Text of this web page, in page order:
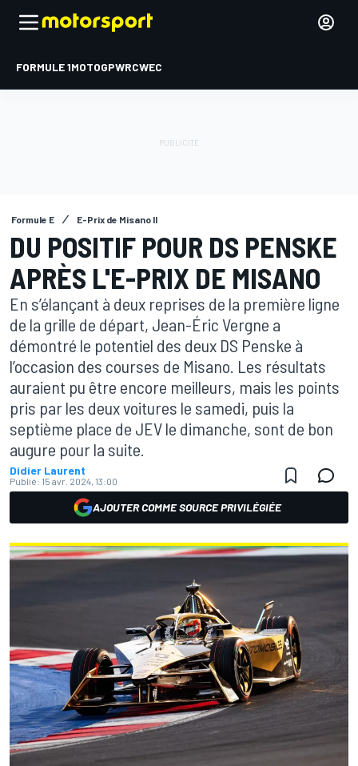
FORMULE 1MOTOGPWRCWEC
Formule E E-Prix de Misano II
DU POSITIF POUR DS PENSKE
APRÈS L'E-PRIX DE MISANO
En s’élançant à deux reprises de la première ligne
de la grille de départ, Jean-Éric Vergne a
démontré le potentiel des deux DS Penske à
l’occasion des courses de Misano. Les résultats
auraient pu être encore meilleurs, mais les points
pris par les deux voitures le samedi, puis la
septième place de JEV le dimanche, sont de bon
augure pour la suite.
Didier Laurent
Publié: 15 avr. 2024, 13:00
AJOUTER COMME SOURCE PRIVILÉGIÉE